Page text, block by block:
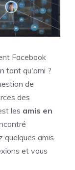
Facebook
tant qu'ami ?
de
des
les amis en
quelques amis
et vous